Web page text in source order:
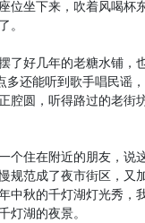
位坐下来，吹着风喝杯
了好几年的老糖水铺，
还能听到歌手唱民谣
腔圆，听得路过的老街
个住在附近的朋友，说
规范成了夜市街区，又
中秋的千灯湖灯光秀，
湖的夜景。